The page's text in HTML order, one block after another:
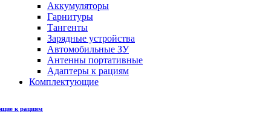
Аккумуляторы
Гарнитуры
Тангенты
Зарядные устройства
Автомобильные ЗУ
Антенны портативные
Адаптеры к рациям
Комплектующие
к рациям